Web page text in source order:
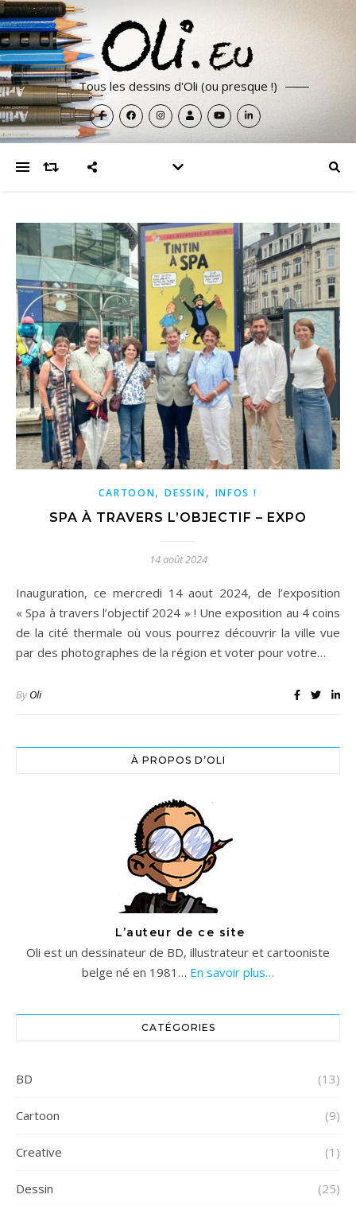
Tous les dessins d'Oli (ou presque !)
CARTOON,DESSIN, INFOS !
SPA À TRAVERS L’OBJECTIF – EXPO
14 août 2024
Inauguration, ce mercredi 14 aout 2024, de l’exposition
« Spa à travers l’objectif 2024 » ! Une exposition au 4 coins
de la cité thermale où vous pourrez découvrir la ville vue
par des photographes de la région et voter pour votre…
ByOli
À PROPOS D’OLI
L’auteur de ce site
Oli est un dessinateur de BD, illustrateur et cartooniste
belge né en 1981… En savoir plus…
CATÉGORIES
BD (13)
Cartoon (9)
Creative (1)
Dessin (25)